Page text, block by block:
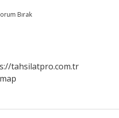
Bırak
tahsilatpro.com.tr